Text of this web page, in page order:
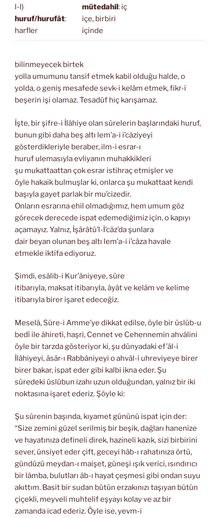
l-l)
huruf/hurufât:
harfler
mütedahil: iç
içe, birbiri
içinde
bilinmeyecek birtek
yolla umumunu tansif etmek kabil olduğu halde, o
yolda, o geniş mesafede sevk-i kelâm etmek, fikr-i
beşerin işi olamaz. Tesadüf hiç karışamaz.
İşte, bir şifre-i İlâhiye olan sûrelerin başlarındaki huruf,
bunun gibi daha beş altı lem’a-i i’câziyeyi
gösterdikleriyle beraber, ilm-i esrar-ı
huruf ulemasıyla evliyanın muhakkikleri
şu mukattaattan çok esrar istihraç etmişler ve
öyle hakaik bulmuşlar ki, onlarca şu mukattaat kendi
başıyla gayet parlak bir mu’cizedir.
Onların esrarına ehil olmadığımız, hem umum göz
görecek derecede ispat edemediğimiz için, o kapıyı
açamayız. Yalnız, İşârâtü’l-İ’câz’da şunlara
dair beyan olunan beş altı lem’a-i i’câza havale
etmekle iktifa ediyoruz.
Şimdi, esâlib-i Kur’âniyeye, sûre
itibarıyla, maksat itibarıyla, âyât ve kelâm ve kelime
itibarıyla birer işaret edeceğiz.
Meselâ, Sûre-i Amme’ye dikkat edilse, öyle bir üslûb-u
bedî ile âhireti, haşri, Cennet ve Cehennemin ahvâlini
öyle bir tarzda gösteriyor ki, şu dünyadaki ef’âl-i
İlâhiyeyi, âsâr-ı Rabbâniyeyi o ahvâl-i uhreviyeye birer
birer bakar, ispat eder gibi kalbi ikna eder. Şu
sûredeki üslûbun izahı uzun olduğundan, yalnız bir iki
noktasına işaret ederiz. Şöyle ki:
Şu sûrenin başında, kıyamet gününü ispat için der:
“Size zemini güzel serilmiş bir beşik, dağları hanenize
ve hayatınıza defineli direk, hazineli kazık, sizi birbirini
sever, ünsiyet eder çift, geceyi hâb-ı rahatınıza örtü,
gündüzü meydan-ı maişet, güneşi ışık verici, ısındırıcı
bir lâmba, bulutları âb-ı hayat çeşmesi gibi ondan suyu
akıttım. Basit bir sudan bütün erzakınızı taşıyan bütün
çiçekli, meyveli muhtelif eşyayı kolay ve az bir
zamanda icad ederiz. Öyle ise, yevm-i